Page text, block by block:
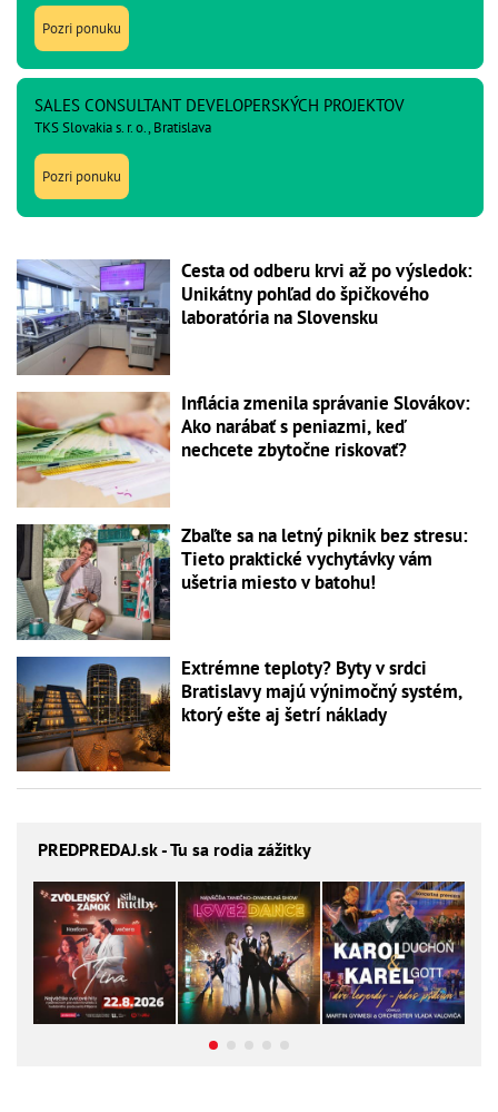
Pozri ponuku
SALES CONSULTANT DEVELOPERSKÝCH PROJEKTOV
TKS Slovakia s. r. o., Bratislava
Pozri ponuku
Cesta od odberu krvi až po výsledok:
Unikátny pohľad do špičkového
laboratória na Slovensku
Inflácia zmenila správanie Slovákov:
Ako narábať s peniazmi, keď
nechcete zbytočne riskovať?
Zbaľte sa na letný piknik bez stresu:
Tieto praktické vychytávky vám
ušetria miesto v batohu!
Extrémne teploty? Byty v srdci
Bratislavy majú výnimočný systém,
ktorý ešte aj šetrí náklady
PREDPREDAJ.sk - Tu sa rodia zážitky